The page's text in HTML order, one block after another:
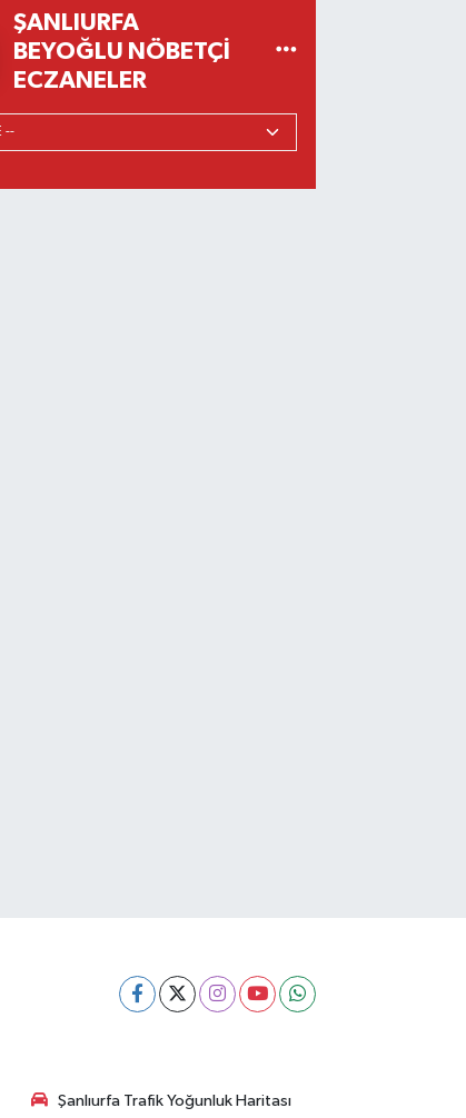
ŞANLIURFA
BEYOĞLU NÖBETÇI
ECZANELER
Şanlıurfa Trafik Yoğunluk Haritası